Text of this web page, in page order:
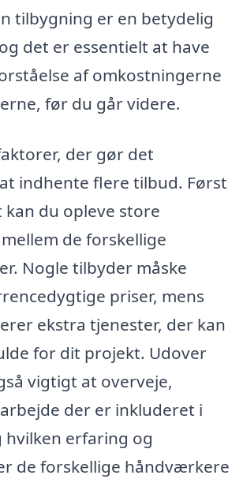
tilbygning er en betydelig
det er essentielt at have
af omkostningerne
før du går videre.
der gør det
indhente flere tilbud. Først
du opleve store
de forskellige
Nogle tilbyder måske
priser, mens
ekstra tjenester, der kan
for dit projekt. Udover
vigtigt at overveje,
der er inkluderet i
erfaring og
de forskellige håndværkere